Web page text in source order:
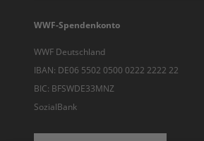
WWF-Spendenkonto
WWF Deutschland
IBAN: DE06 5502 0500 0222 2222 22
BIC: BFSWDE33MNZ
SozialBank